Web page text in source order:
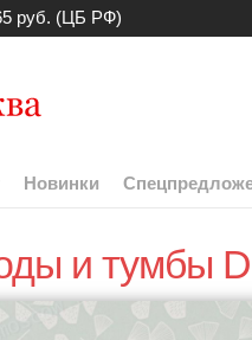
руб. (ЦБ РФ)
Новинки
и тумбы